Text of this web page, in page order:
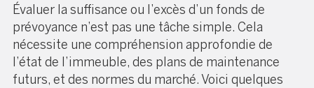
Évaluer la suffisance ou l’excès d’un fonds de
prévoyance n’est pas une tâche simple. Cela
nécessite une compréhension approfondie de
l’état de l’immeuble, des plans de maintenance
futurs, et des normes du marché. Voici quelques